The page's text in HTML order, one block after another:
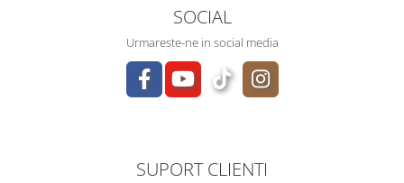
SOCIAL
Urmareste-ne in social media
SUPORT CLIENTI